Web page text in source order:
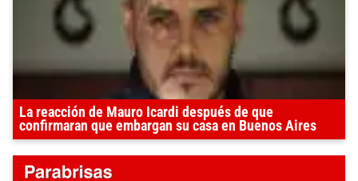
La reacción de Mauro Icardi después de que
confirmaran que embargan su casa en Buenos Aires